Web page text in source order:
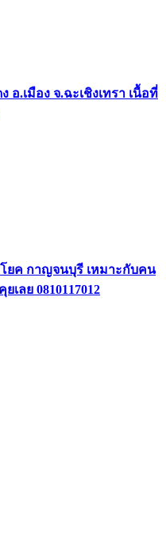
.เมือง จ.ฉะเชิงเทรา เนื้อที่
ยค กาญจนบุรี เหมาะกับคน
ลย 0810117012